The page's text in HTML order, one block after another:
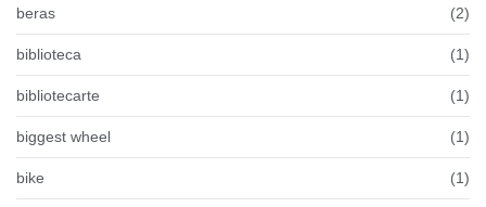
beras (2)
biblioteca (1)
bibliotecarte (1)
biggest wheel (1)
bike (1)